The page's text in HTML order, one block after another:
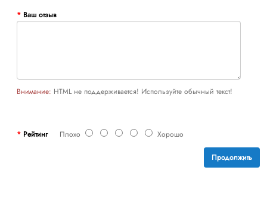
Ваш отзыв
Внимание: HTML не поддерживается! Используйте обычный текст!
РейтингПлохо Хорошо
Продолжить